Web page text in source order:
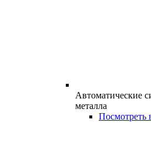
Автоматические
металла
Посмотреть